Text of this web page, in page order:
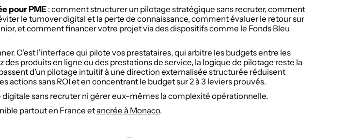
pour PME : comment structurer un pilotage stratégique sans recruter, comment
le turnover digital et la perte de connaissance, comment évaluer le retour sur
et comment financer votre projet via des dispositifs comme le Fonds Bleu
C'est l'interface qui pilote vos prestataires, qui arbitre les budgets entre les
produits en ligne ou des prestations de service, la logique de pilotage reste la
d'un pilotage intuitif à une direction externalisée structurée réduisent
sans ROI et en concentrant le budget sur 2 à 3 leviers prouvés.
sans recruter ni gérer eux-mêmes la complexité opérationnelle.
partout en France etancrée à Monaco.